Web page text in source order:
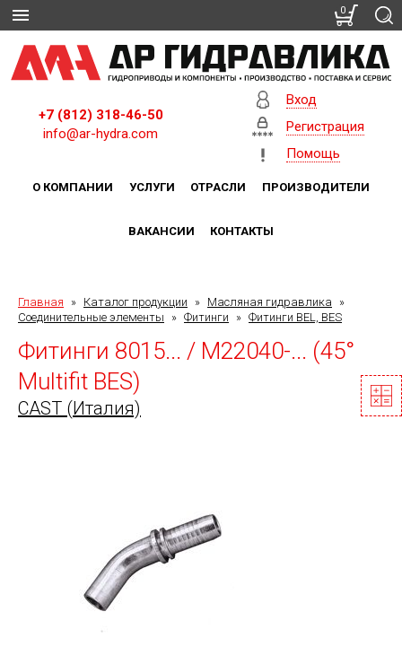
+7 (812) 318-46-50
info@ar-hydra.com
Вход
Регистрация
Помощь
О КОМПАНИИ УСЛУГИ ОТРАСЛИ ПРОИЗВОДИТЕЛИ
ВАКАНСИИ КОНТАКТЫ
Главная » Каталог продукции » Масляная гидравлика
»
Соединительные элементы
» Фитинги » Фитинги BEL, BES
Фитинги 8015... / M22040-... (45°
Multifit BES)
CAST (Италия)
0